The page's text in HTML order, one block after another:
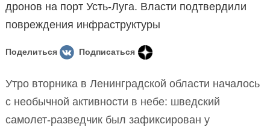
дронов на порт Усть-Луга. Власти подтвердили
повреждения инфраструктуры
Поделиться Подписаться
Утро вторника в Ленинградской области началось
с необычной активности в небе: шведский
самолет-разведчик был зафиксирован у